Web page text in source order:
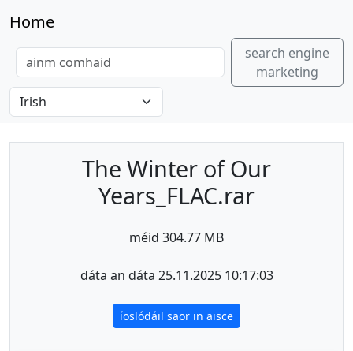
Home
search engine
marketing
The Winter of Our
Years_FLAC.rar
méid 304.77 MB
dáta an dáta 25.11.2025 10:17:03
íoslódáil saor in aisce